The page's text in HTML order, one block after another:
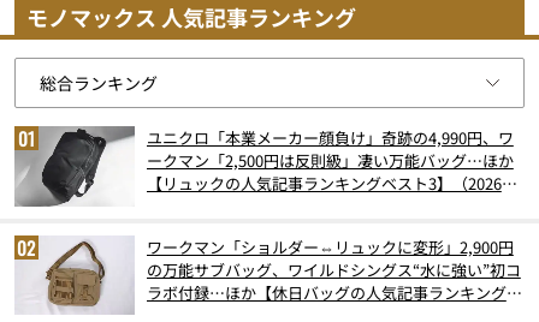
モノマックス 人気記事ランキング
ユニクロ「本業メーカー顔負け」奇跡の4,990円、ワ
ークマン「2,500円は反則級」凄い万能バッグ…ほか
【リュックの人気記事ランキングベスト3】（2026年
ワークマン「ショルダー⇔リュックに変形」2,900円
の万能サブバッグ、ワイルドシングス“水に強い”初コ
ラボ付録…ほか【休日バッグの人気記事ランキングベ